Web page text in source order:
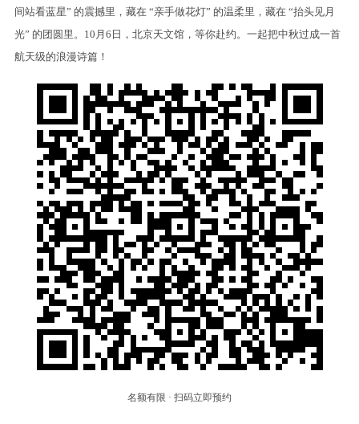
间站看蓝星” 的震撼里，藏在 “亲手做花灯” 的温柔里，藏在 “抬头见月
光” 的团圆里。10月6日，北京天文馆，等你赴约。一起把中秋过成一首
航天级的浪漫诗篇！
名额有限 · 扫码立即预约